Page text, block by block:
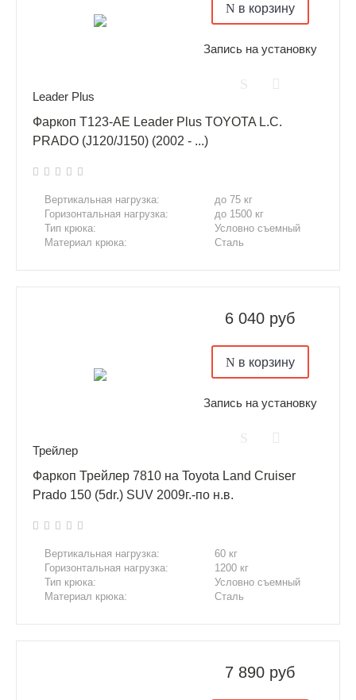
Leader Plus
в корзину
Запись на установку
Фаркоп T123-AE Leader Plus TOYOTA L.C.
PRADO (J120/J150) (2002 - ...)
Вертикальная нагрузка:
до 75 кг
Горизонтальная нагрузка:
до 1500 кг
Тип крюка:
Условно съемный
Материал крюка:
Сталь
Трейлер
6 040 руб
в корзину
Запись на установку
Фаркоп Трейлер 7810 на Toyota Land Cruiser
Prado 150 (5dr.) SUV 2009г.-по н.в.
Вертикальная нагрузка:
60 кг
Горизонтальная нагрузка:
1200 кг
Тип крюка:
Условно съемный
Материал крюка:
Сталь
7 890 руб